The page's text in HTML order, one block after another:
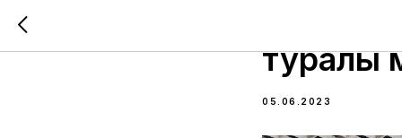
туралы
05.06.2023